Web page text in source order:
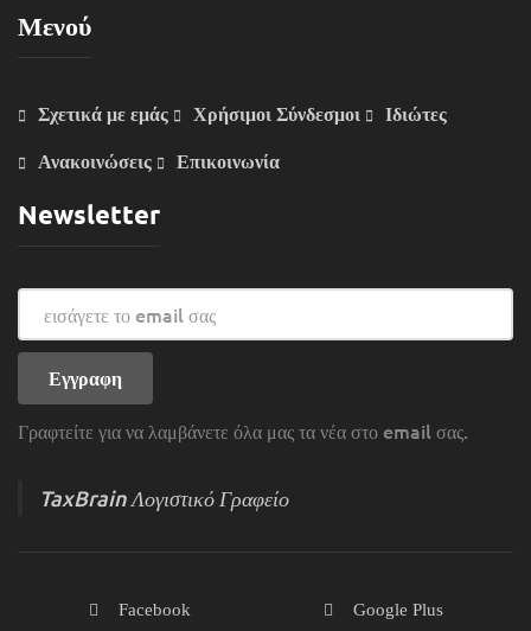
Μενού
Σχετικά με εμάς Χρήσιμοι Σύνδεσμοι
Ιδιώτες
Ανακοινώσεις
Επικοινωνία
Newsletter
Γραφτείτε για να λαμβάνετε όλα μας τα νέα στο email σας.
TaxBrain Λογιστικό Γραφείο
Facebook Google Plus